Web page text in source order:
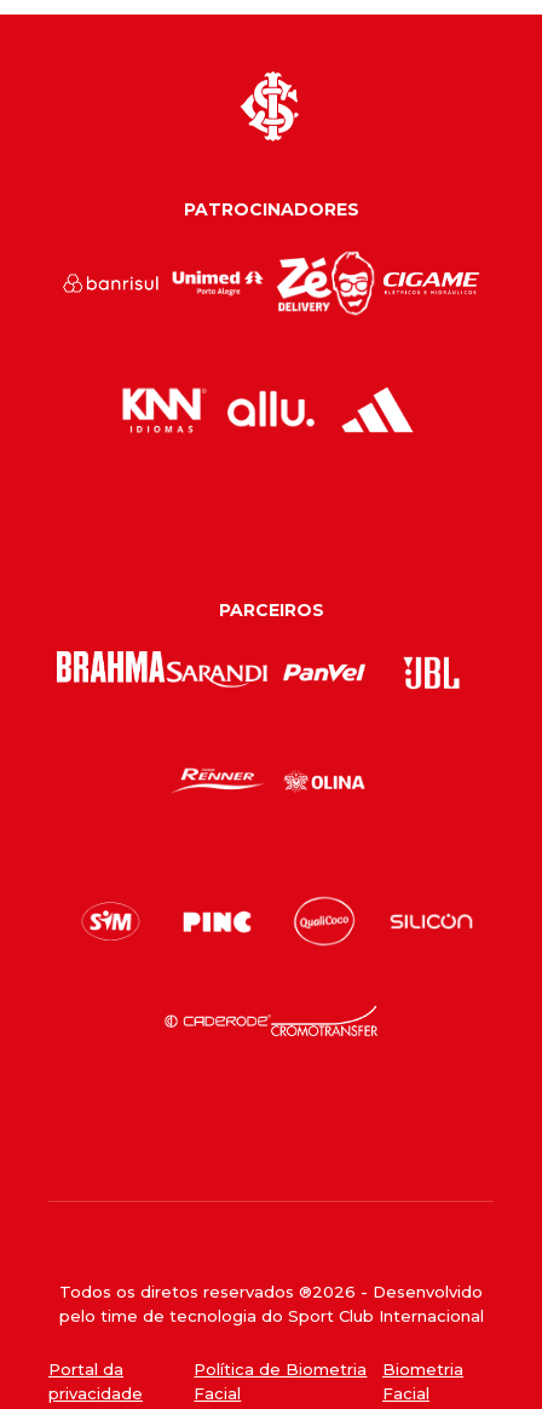
PATROCINADORES
PARCEIROS
Todos os diretos reservados ®2026 - Desenvolvido
pelo time de tecnologia do Sport Club Internacional
Portal da
privacidade
Política de Biometria
Facial
Biometria
Facial